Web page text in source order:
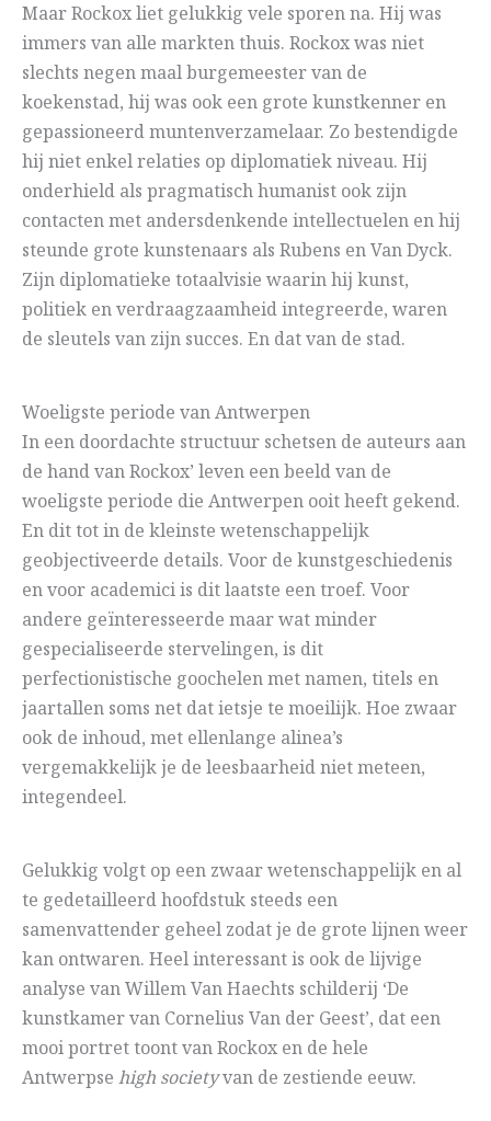
Maar Rockox liet gelukkig vele sporen na. Hij was
immers van alle markten thuis. Rockox was niet
slechts negen maal burgemeester van de
koekenstad, hij was ook een grote kunstkenner en
gepassioneerd muntenverzamelaar. Zo bestendigde
hij niet enkel relaties op diplomatiek niveau. Hij
onderhield als pragmatisch humanist ook zijn
contacten met andersdenkende intellectuelen en hij
steunde grote kunstenaars als Rubens en Van Dyck.
Zijn diplomatieke totaalvisie waarin hij kunst,
politiek en verdraagzaamheid integreerde, waren
de sleutels van zijn succes. En dat van de stad.
Woeligste periode van Antwerpen
In een doordachte structuur schetsen de auteurs aan
de hand van Rockox’ leven een beeld van de
woeligste periode die Antwerpen ooit heeft gekend.
En dit tot in de kleinste wetenschappelijk
geobjectiveerde details. Voor de kunstgeschiedenis
en voor academici is dit laatste een troef. Voor
andere geïnteresseerde maar wat minder
gespecialiseerde stervelingen, is dit
perfectionistische goochelen met namen, titels en
jaartallen soms net dat ietsje te moeilijk. Hoe zwaar
ook de inhoud, met ellenlange alinea’s
vergemakkelijk je de leesbaarheid niet meteen,
integendeel.
Gelukkig volgt op een zwaar wetenschappelijk en al
te gedetailleerd hoofdstuk steeds een
samenvattender geheel zodat je de grote lijnen weer
kan ontwaren. Heel interessant is ook de lijvige
analyse van Willem Van Haechts schilderij ‘De
kunstkamer van Cornelius Van der Geest’, dat een
mooi portret toont van Rockox en de hele
Antwerpse high societyvan de zestiende eeuw.